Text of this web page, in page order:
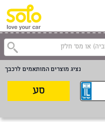
נציג מוצרים המותאמים לרכבך
סע